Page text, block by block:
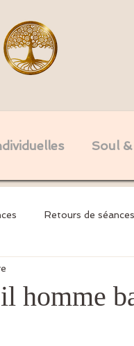
Soul
Retours de
homme